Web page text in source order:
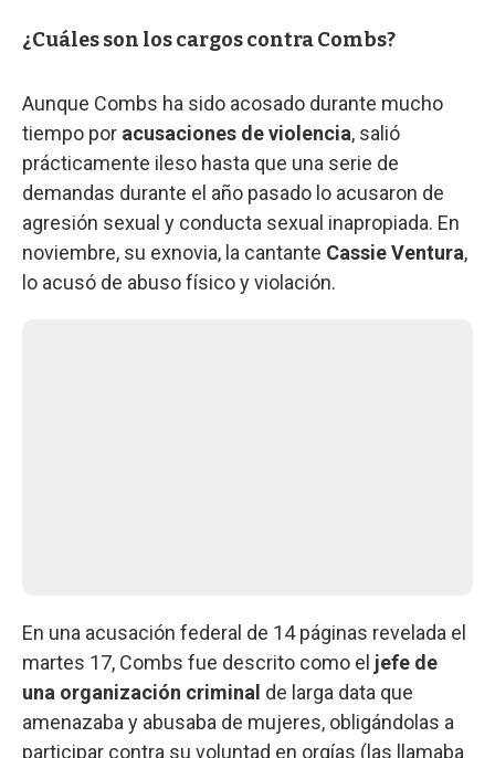
¿Cuáles son los cargos contra Combs?
Aunque Combs ha sido acosado durante mucho
tiempo por acusaciones de violencia, salió
prácticamente ileso hasta que una serie de
demandas durante el año pasado lo acusaron de
agresión sexual y conducta sexual inapropiada. En
noviembre, su exnovia, la cantante Cassie Ventura,
lo acusó de abuso físico y violación.
En una acusación federal de 14 páginas revelada el
martes 17, Combs fue descrito como el jefe de
una organización criminal de larga data que
amenazaba y abusaba de mujeres, obligándolas a
participar contra su voluntad en orgías (las llamaba